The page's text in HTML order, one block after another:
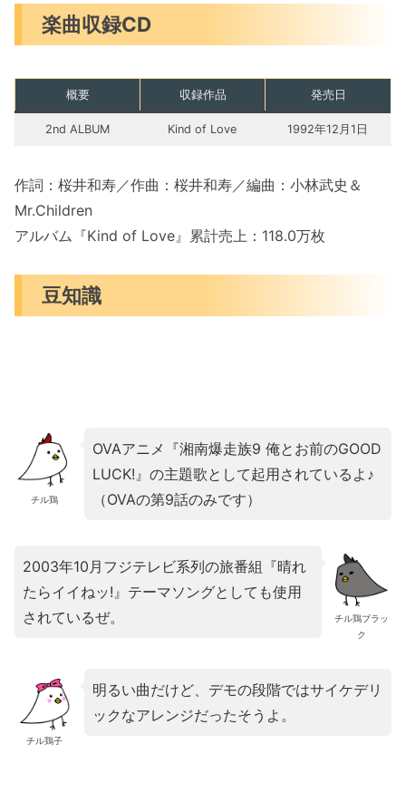
楽曲収録CD
概要 収録作品 発売日
2nd ALBUM Kind of Love 1992年12月1日
作詞：桜井和寿／作曲：桜井和寿／編曲：小林武史＆
Mr.Children
アルバム『Kind of Love』累計売上：118.0万枚
豆知識
チル鶏
OVAアニメ『湘南爆走族9 俺とお前のGOOD
LUCK!』の主題歌として起用されているよ♪
（OVAの第9話のみです）
チル鶏ブラッ
ク
2003年10月フジテレビ系列の旅番組『晴れ
たらイイねッ!』テーマソングとしても使用
されているぜ。
チル鶏子
明るい曲だけど、デモの段階ではサイケデリ
ックなアレンジだったそうよ。